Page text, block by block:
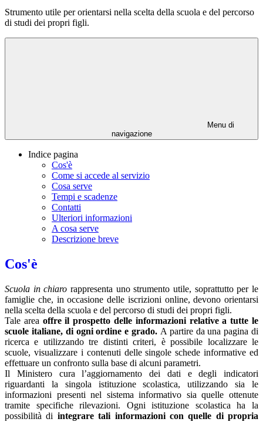
Strumento utile per orientarsi nella scelta della scuola e del percorso
di studi dei propri figli.
Menu di
navigazione
Indice pagina
Cos'è
Come si accede al servizio
Cosa serve
Tempi e scadenze
Contatti
Ulteriori informazioni
A cosa serve
Descrizione breve
Cos'è
Scuola in chiaro rappresenta uno strumento utile, soprattutto per le
famiglie che, in occasione delle iscrizioni online, devono orientarsi
nella scelta della scuola e del percorso di studi dei propri figli.
Tale area offre il prospetto delle informazioni relative a tutte le
scuole italiane, di ogni ordine e grado. A partire da una pagina di
ricerca e utilizzando tre distinti criteri, è possibile localizzare le
scuole, visualizzare i contenuti delle singole schede informative ed
effettuare un confronto sulla base di alcuni parametri.
Il Ministero cura l’aggiornamento dei dati e degli indicatori
riguardanti la singola istituzione scolastica, utilizzando sia le
informazioni presenti nel sistema informativo sia quelle ottenute
tramite specifiche rilevazioni. Ogni istituzione scolastica ha la
possibilità di integrare tali informazioni con quelle di propria